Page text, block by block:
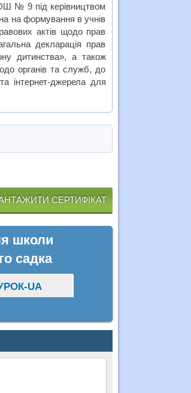
№ 9 під керівництвом
на формування в учнів
актів щодо прав
декларація прав
дитинства», а також
органів та служб, до
інтернет-джерела для
СЕРТИФІКАТ
школи
садка
UA